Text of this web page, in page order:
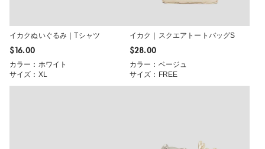
イカクぬいぐるみ｜Tシャツ
$‌16.00
カラー：ホワイト
サイズ：XL
イカク｜スクエアトートバッグS
$‌28.00
カラー：ベージュ
サイズ：FREE